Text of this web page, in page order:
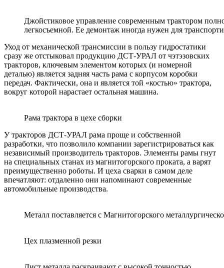
Джойстиковое управление современным трактором
легкосъемной. Ее демонтаж иногда нужен для
Уход от механической трансмиссии в пользу гидростатики
сразу же отстыковал продукцию ДСТ-УРАЛ от чэтэзовских
тракторов, ключевым элементом которых (и номерной
деталью) является задняя часть рама с корпусом коробки
передач. Фактически, она и является той «костью» трактора,
вокруг которой нарастает остальная машина.
Рама трактора в цехе сборки
У тракторов ДСТ-УРАЛ рама проще и собственной
разработки, что позволило компании зарегистрироваться как
независимый производитель тракторов. Элементы рамы гнут
на специальных станах из магнитогорского проката, а варят
преимущественно роботы. И цеха сварки в самом деле
впечатляют: отдаленно они напоминают современные
автомобильные производства.
Металл поставляется с Магнитогорского
Цех плазменной резки